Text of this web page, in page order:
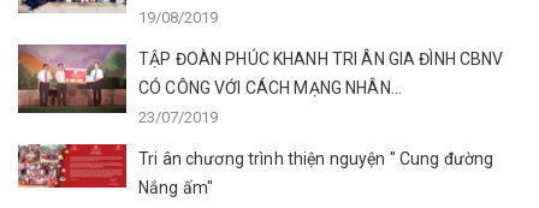
19/08/2019
TẬP ĐOÀN PHÚC KHANH TRI ÂN GIA ĐÌNH CBNV
CÓ CÔNG VỚI CÁCH MẠNG NHÂN...
23/07/2019
Tri ân chương trình thiện nguyện " Cung đường
Nắng ấm"